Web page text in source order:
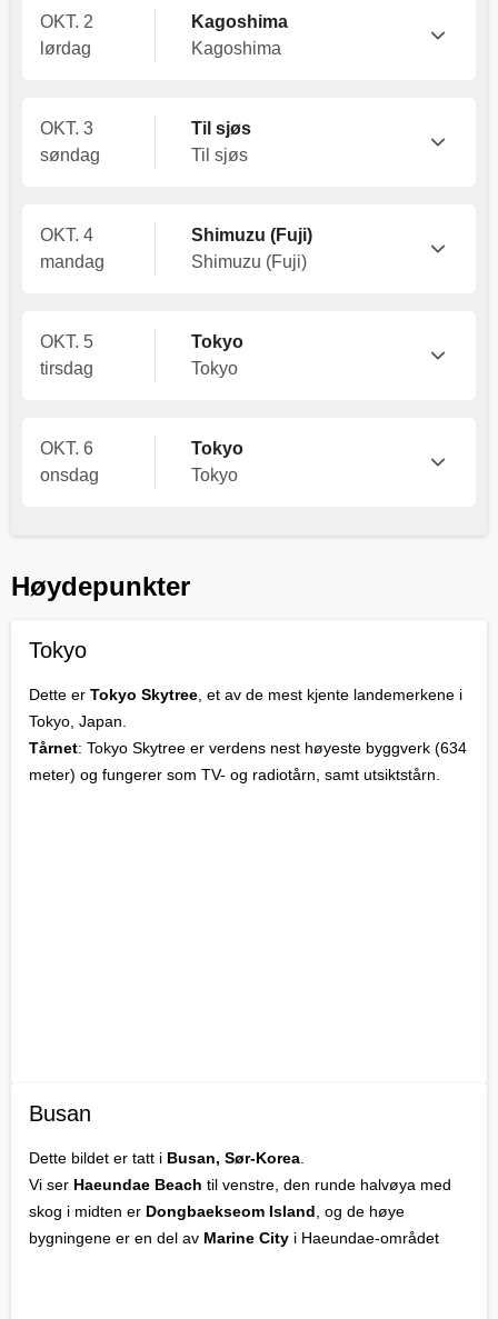
OKT. 2
lørdag
Kagoshima
Kagoshima
OKT. 3
søndag
Til sjøs
Til sjøs
OKT. 4
mandag
Shimuzu (Fuji)
Shimuzu (Fuji)
OKT. 5
tirsdag
Tokyo
Tokyo
OKT. 6
onsdag
Tokyo
Tokyo
Høydepunkter
Tokyo
Dette er Tokyo Skytree , et av de mest kjente landemerkene i
Tokyo, Japan.
Tårnet: Tokyo Skytree er verdens nest høyeste byggverk (634
meter) og fungerer som TV- og radiotårn, samt utsiktstårn.
Busan
Dette bildet er tatt i Busan, Sør-Korea
Vi ser Haeundae Beach til venstre, den runde halvøya med
skog i midten er Dongbaekseom Island , og de høye
bygningene er en del av Marine City i Haeundae-området